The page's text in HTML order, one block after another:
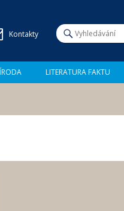
V
y
H
l
d
a
Kontakty
LITERATURA FAKTU